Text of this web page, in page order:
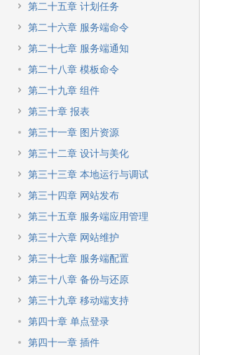
第二十五章 计划任务
第二十六章 服务端命令
第二十七章 服务端通知
第二十八章 模板命令
第二十九章 组件
第三十章 报表
第三十一章 图片资源
第三十二章 设计与美化
第三十三章 本地运行与调试
第三十四章 网站发布
第三十五章 服务端应用管理
第三十六章 网站维护
第三十七章 服务端配置
第三十八章 备份与还原
第三十九章 移动端支持
第四十章 单点登录
第四十一章 插件